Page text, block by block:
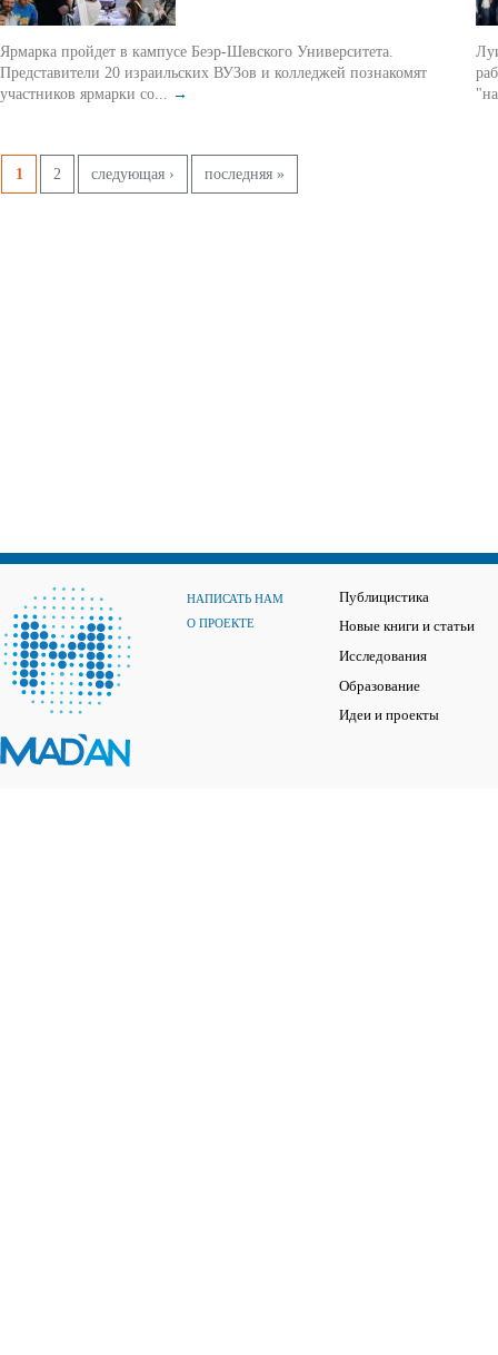
Ярмарка пройдет в кампусе Беэр-Шевского Университета.
Представители 20 израильских ВУЗов и колледжей познакомят
участников ярмарки со... →
Страницы
1 2 следующая › последняя »
НАПИСАТЬ НАМ
О ПРОЕКТЕ
Публицистика
Новые книги и статьи
Исследования
Образование
Идеи и проекты